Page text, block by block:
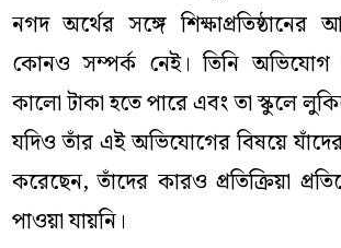
নগদ অর্থের সঙ্গে শিক্ষাপ্রতিষ্ঠানের
কোনও সম্পর্ক নেই। তিনি
কালো টাকা হতে পারে এবং তা স্কুলে
যদিও তাঁর এই অভিযোগের বিষয়ে
করেছেন, তাঁদের কারও প্রতিক্রিয়া
পাওয়া যায়নি।